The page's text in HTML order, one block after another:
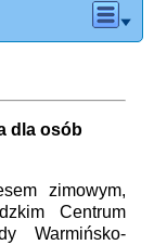
dla osób
zimowym,
Centrum
Warmińsko-